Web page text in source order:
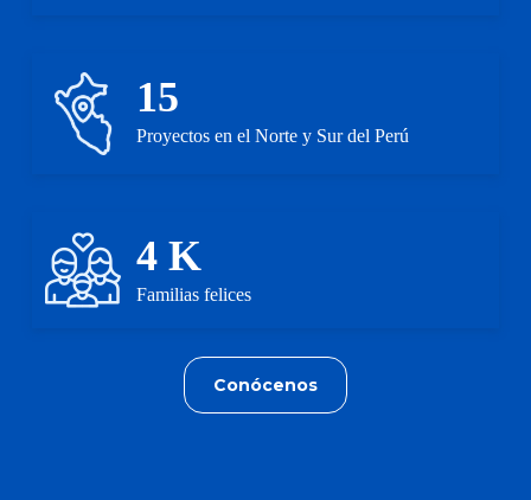
15
Proyectos en el Norte y Sur del Perú
4 K
Familias felices
Conócenos